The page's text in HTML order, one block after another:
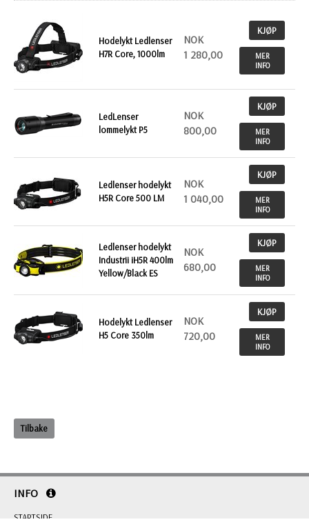
Hodelykt Ledlenser
H7R Core, 1000lm
NOK
1 280,00
KJØP
MER
INFO
LedLenser
lommelykt P5
NOK
800,00
KJØP
MER
INFO
Ledlenser hodelykt
H5R Core 500 LM
NOK
1 040,00
KJØP
MER
INFO
Ledlenser hodelykt
Industrii iH5R 400lm
Yellow/Black ES
NOK
680,00
KJØP
MER
INFO
Hodelykt Ledlenser
H5 Core 350lm
NOK
720,00
KJØP
MER
INFO
Tilbake
INFO
STARTSIDE